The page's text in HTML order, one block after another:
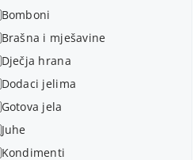
Bomboni
Brašna i mješavine
Dječja hrana
Dodaci jelima
Gotova jela
Juhe
Kondimenti